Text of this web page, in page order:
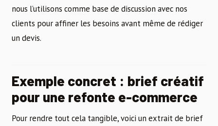
nous l’utilisons comme base de discussion avec nos
clients pour affiner les besoins avant même de rédiger
un devis.
Exemple concret : brief créatif
pour une refonte e-commerce
Pour rendre tout cela tangible, voici un extrait de brief